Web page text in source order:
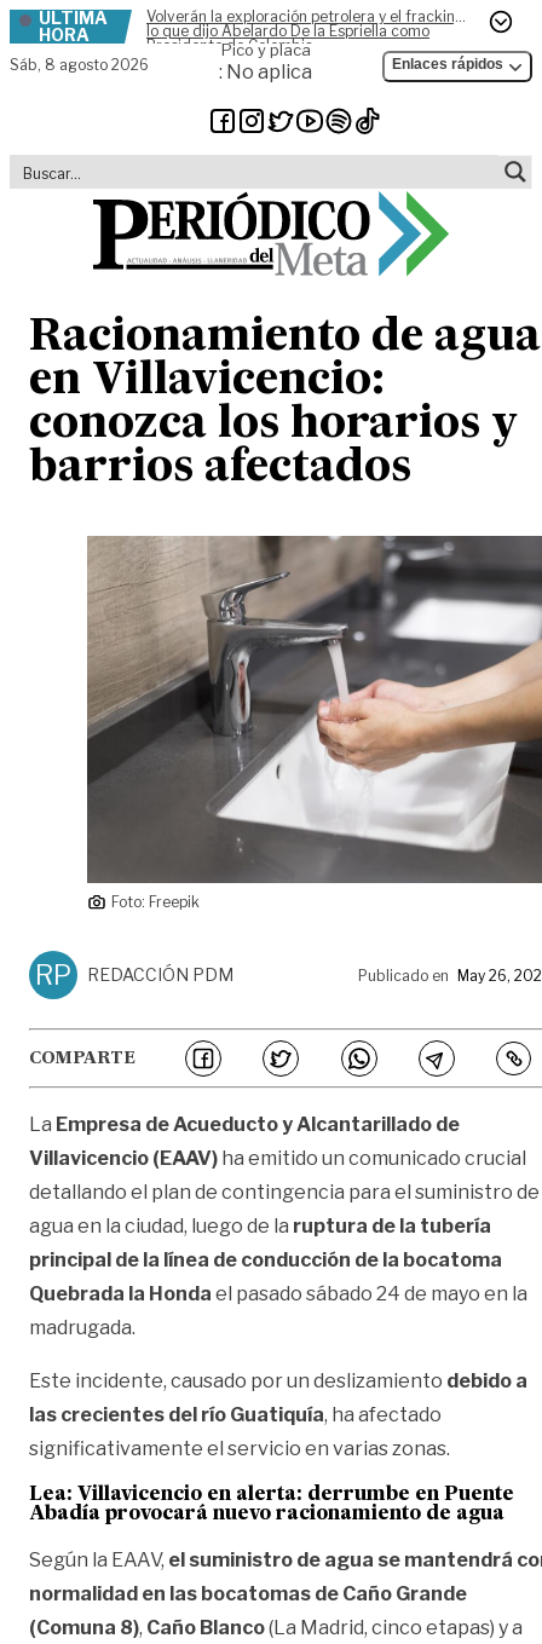
Skip to content
ÚLTIMA
HORA
Volverán la exploración petrolera y el fracking,
lo que dijo Abelardo De la Espriella como
Presidente de Colombia
Sáb, 8 agosto 2026
Pico y placa
: No aplica Enlaces rápidos
Racionamiento de agua
en Villavicencio:
conozca los horarios y
barrios afectados
Foto: Freepik
RP REDACCIÓN PDM Publicado en May 26,
COMPARTE
La Empresa de Acueducto y Alcantarillado de
Villavicencio (EAAV) ha emitido un comunicado crucial
detallando el plan de contingencia para el suministro de
agua en la ciudad, luego de la ruptura de la tubería
principal de la línea de conducción de la bocatoma
Quebrada la Honda el pasado sábado 24 de mayo en la
madrugada.
Este incidente, causado por un deslizamiento debido a
las crecientes del río Guatiquía, ha afectado
significativamente el servicio en varias zonas.
Lea: Villavicencio en alerta: derrumbe en Puente
Abadía provocará nuevo racionamiento de agua
Según la EAAV, el suministro de agua se mantendrá
normalidad en las bocatomas de Caño Grande
(Comuna 8), Caño Blanco(La Madrid, cinco etapas) y a